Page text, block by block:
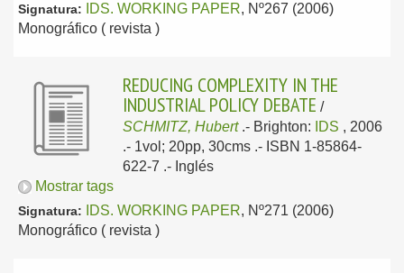
Signatura: IDS. WORKING PAPER, Nº267 (2006)
Monográfico ( revista )
REDUCING COMPLEXITY IN THE
INDUSTRIAL POLICY DEBATE /
SCHMITZ, Hubert .- Brighton: IDS , 2006
.- 1vol; 20pp, 30cms .- ISBN 1-85864-
622-7 .- Inglés
Mostrar tags
Signatura: IDS. WORKING PAPER, Nº271 (2006)
Monográfico ( revista )